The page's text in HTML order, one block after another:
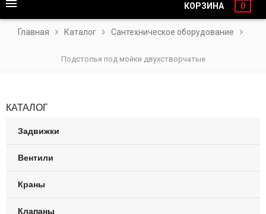
КОРЗИНА 0
Главная Каталог Сантехническое оборудование
Подстолья под мойки двухстворчатые
КАТАЛОГ
Задвижки
Вентили
Краны
Клапаны